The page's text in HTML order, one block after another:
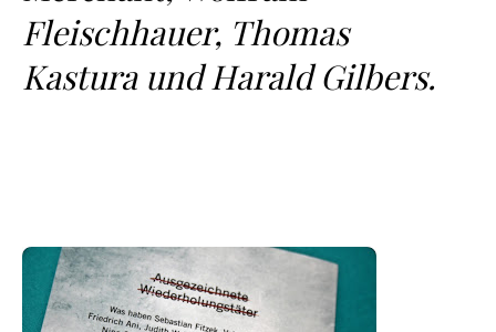
Fleischhauer, Thomas
Kastura und Harald Gilbers.